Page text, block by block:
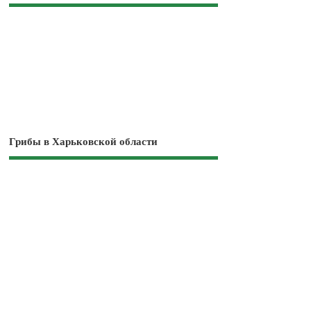
Грибы в Харьковской области